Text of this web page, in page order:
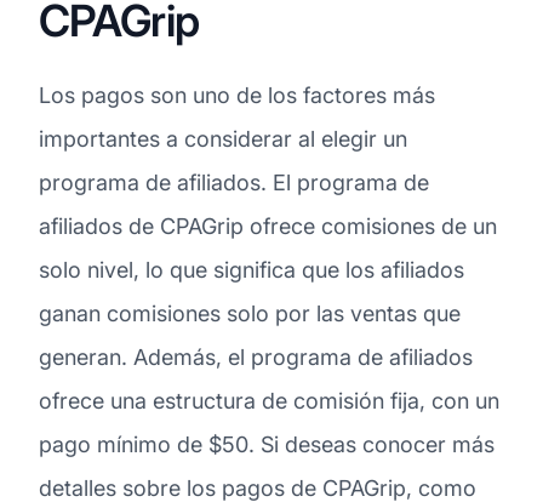
CPAGrip
Los pagos son uno de los factores más
importantes a considerar al elegir un
programa de afiliados. El programa de
afiliados de CPAGrip ofrece comisiones de un
solo nivel, lo que significa que los afiliados
ganan comisiones solo por las ventas que
generan. Además, el programa de afiliados
ofrece una estructura de comisión fija, con un
pago mínimo de $50. Si deseas conocer más
detalles sobre los pagos de CPAGrip, como